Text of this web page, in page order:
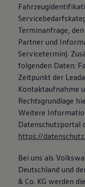
Terminanfrage,
Partner und
Servicetermin).
folgenden Daten:
Zeitpunkt der
Kontaktaufnahme
Rechtsgrundlage
Weitere
Datenschutzportal
https://
Bei uns als
Deutschland und
& Co. KG werden